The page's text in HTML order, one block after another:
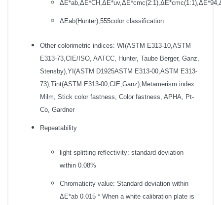
ΔEab(Hunter),555color classification
Other colorimetric indices: WI(ASTM E313-10,ASTM
E313-73,CIE/ISO, AATCC, Hunter, Taube Berger, Ganz,
Stensby),YI(ASTM D1925ASTM E313-00,ASTM E313-
73),Tint(ASTM E313-00,CIE,Ganz),Metamerism index
Milm, Stick color fastness, Color fastness, APHA, Pt-
Co, Gardner
Repeatability
light splitting reflectivity: standard deviation
within 0.08%
Chromaticity value: Standard deviation within
ΔE*ab 0.015 * When a white calibration plate is